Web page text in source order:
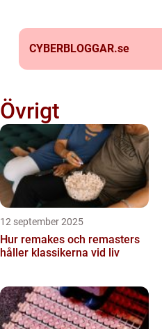
CYBERBLOGGAR.se
Övrigt
12 september 2025
Hur remakes och remasters
håller klassikerna vid liv